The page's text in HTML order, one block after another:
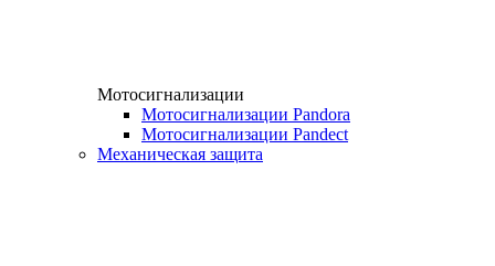
Мотосигнализации
Мотосигнализации Pandora
Мотосигнализации Pandect
Механическая защита